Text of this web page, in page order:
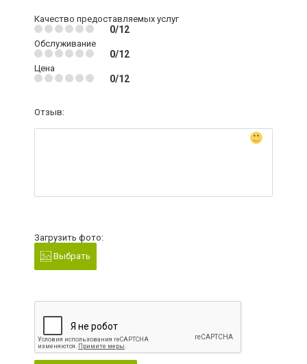
Качество предоставляемых услуг
0/12
Обслуживание
0/12
Цена
0/12
Отзыв:
Загрузить фото:
Выбрать